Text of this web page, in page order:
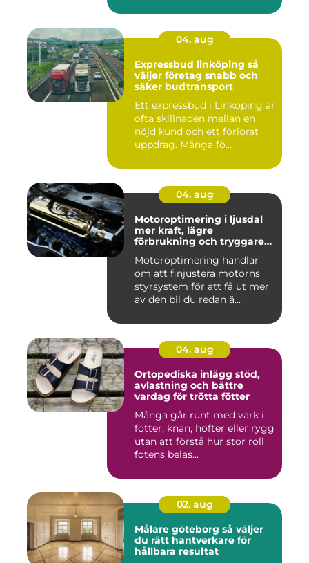
04. aug
Expressbud linköping så
väljer företag snabb och
säker budtransport
Ett expressbud i Linköping är
ofta skillnaden mellan en
nöjd kund och ett förlorat
uppdrag. Många fö...
04. aug
Motoroptimering i ljusdal
mer kraft, lägre
förbrukning och tryggare
Motoroptimering handlar
om att finjustera motorns
styrsystem för att få ut mer
av den bil du redan ä...
04. aug
Ortopediska inlägg stöd,
avlastning och bättre
vardag för trötta fötter
Många går runt med värk i
fötter, knän, höfter eller rygg
utan att förstå hur stor roll
fotens belas...
02. aug
Målare göteborg så väljer
du rätt hantverkare för
hållbara resultat